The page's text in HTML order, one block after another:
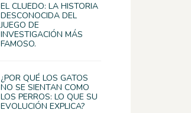
EL CLUEDO: LA HISTORIA
DESCONOCIDA DEL
JUEGO DE
INVESTIGACIÓN MÁS
FAMOSO.
¿POR QUÉ LOS GATOS
NO SE SIENTAN COMO
LOS PERROS: LO QUE SU
EVOLUCIÓN EXPLICA?